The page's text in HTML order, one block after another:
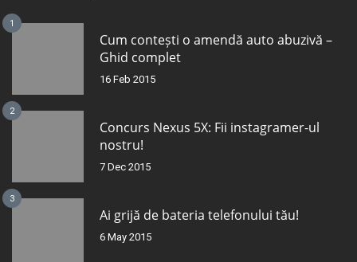
1
Cum contești o amendă auto abuzivă –
Ghid complet
16 Feb 2015
2
Concurs Nexus 5X: Fii instagramer-ul
nostru!
7 Dec 2015
3
Ai grijă de bateria telefonului tău!
6 May 2015